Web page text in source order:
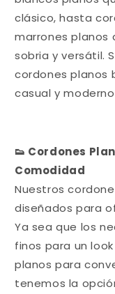
clásico, hasta
marrones planos
sobria y versátil.
cordones planos
casual y
👟 Cordones
Comodidad
Nuestros
diseñados para
Ya sea que los
finos para un
planos para
tenemos la